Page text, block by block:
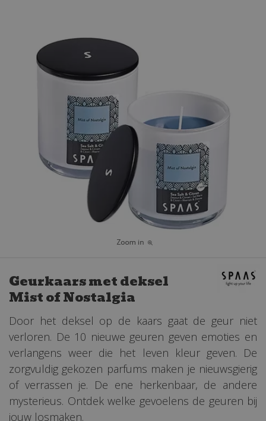
Geurkaars met deksel
Mist of Nostalgia
Door het deksel op de kaars gaat de geur niet
verloren. De 10 nieuwe geuren geven emoties en
verlangens weer die het leven kleur geven. De
zorgvuldig gekozen parfums maken je nieuwsgierig
of verrassen je. De ene herkenbaar, de andere
mysterieus. Ontdek welke gevoelens de geuren bij
jouw losmaken.